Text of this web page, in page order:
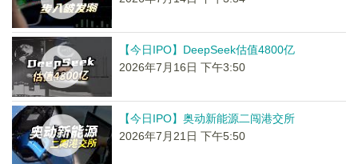
【今日IPO】DeepSeek估值4800亿
2026年7月16日 下午3:50
【今日IPO】奥动新能源二闯港交所
2026年7月21日 下午5:50